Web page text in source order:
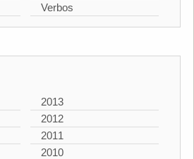
Verbos
2013
2012
2011
2010